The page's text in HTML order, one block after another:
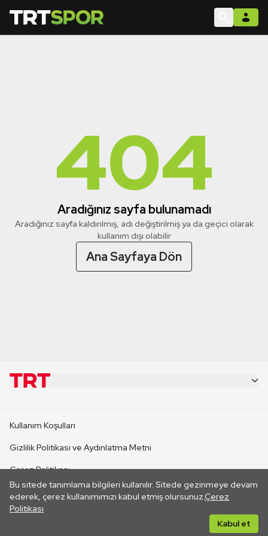
404
Aradığınız sayfa bulunamadı
Aradığınız sayfa kaldırılmış, adı değiştirilmiş ya da geçici olarak
kullanım dışı olabilir
Ana Sayfaya Dön
Bu sitede tanımlama bilgileri kullanılır. Sitede gezinmeye devam
ederek, çerez kullanımımızı kabul etmiş olursunuz.Çerez
Politikası
Kabul et
CANLI YAYINLAR
Kullanım Koşulları
Gizlilik Politikası ve Aydınlatma Metni
Çerez Politikası
İletişim
Her hakkı saklıdır. ©2026 TRT. Bağlantı yoluyla gidilen dış